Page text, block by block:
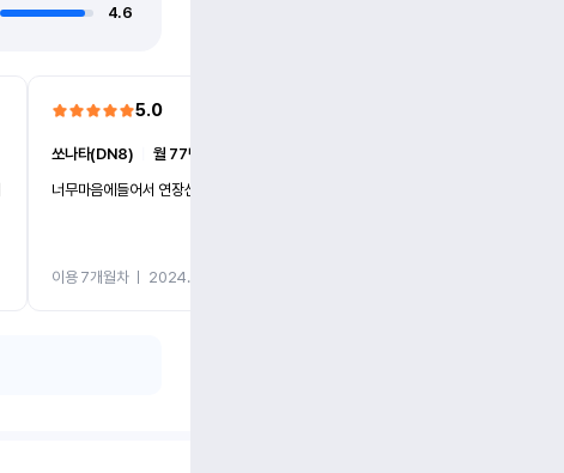
4.6
5.0
쏘나타(DN8)
월 77만원 (6개월)
너무마음에들어서 연장신청했어요
이용 7개월차ㅣ 2024.05.08